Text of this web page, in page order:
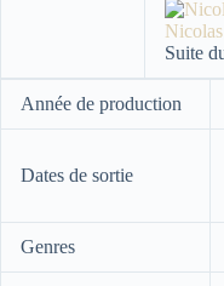
Suite
Année de production
Dates de sortie
Genres